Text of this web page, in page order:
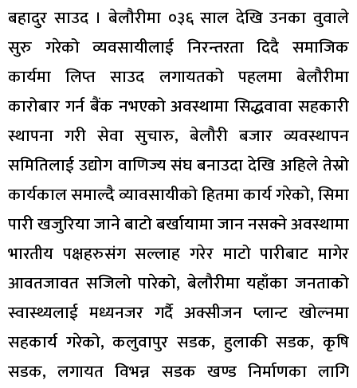
बहादुर साउद । बेलौरीमा ०३६ साल देखि उनका वुवाले
सुरु गरेको व्यवसायीलाई निरन्तरता दिदै समाजिक
कार्यमा लिप्त साउद लगायतको पहलमा बेलौरीमा
कारोबार गर्न बैंक नभएको अवस्थामा सिद्धवावा सहकारी
स्थापना गरी सेवा सुचारु, बेलौरी बजार व्यवस्थापन
समितिलाई उद्योग वाणिज्य संघ बनाउदा देखि अहिले तेस्रो
कार्यकाल समाल्दै व्यावसायीको हितमा कार्य गरेको, सिमा
पारी खजुरिया जाने बाटो बर्खायामा जान नसक्ने अवस्थामा
भारतीय पक्षहरुसंग सल्लाह गरेर माटो पारीबाट मागेर
आवतजावत सजिलो पारेको, बेलौरीमा यहाँका जनताको
स्वास्थ्यलाई मध्यनजर गर्दै अक्सीजन प्लान्ट खोल्नमा
सहकार्य गरेको, कलुवापुर सडक, हुलाकी सडक, कृषि
सडक, लगायत विभन्न सडक खण्ड निर्माणका लागि